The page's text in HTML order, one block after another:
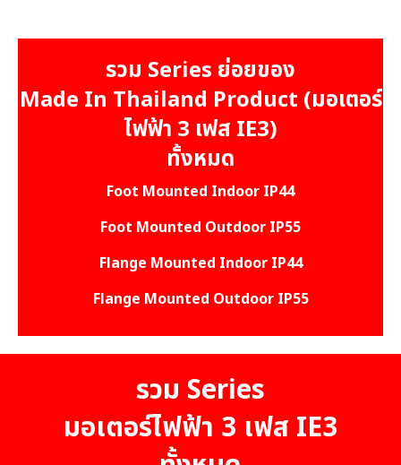
รวม Series ย่อยของ
Made In Thailand Product (มอเตอร์
ไฟฟ้า 3 เฟส IE3)
ทั้งหมด
Foot Mounted Indoor IP44
Foot Mounted Outdoor IP55
Flange Mounted Indoor IP44
Flange Mounted Outdoor IP55
รวม Series
มอเตอร์ไฟฟ้า 3 เฟส IE3